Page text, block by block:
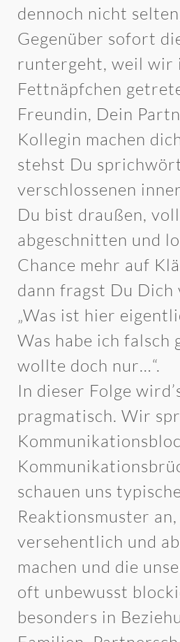
dennoch nicht
Gegenüber sofort
runtergeht, weil wir
Fettnäpfchen
Freundin, Dein
Kollegin machen
stehst Du
verschlossenen
Du bist draußen,
abgeschnitten und
Chance mehr auf
dann fragst Du
„Was ist hier
Was habe ich falsch
wollte doch nur…“.
In dieser Folge
pragmatisch. Wir
schauen uns typische
Reaktionsmuster
versehentlich und
machen und die
oft unbewusst
besonders in